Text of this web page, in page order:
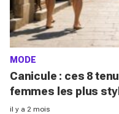
MODE
Canicule : ces 8
femmes les plus
sans suffoquer en
il y a 2 mois